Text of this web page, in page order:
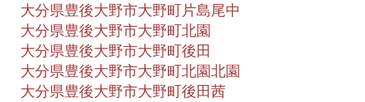
大分県豊後大野市大野町片島尾中
大分県豊後大野市大野町北園
大分県豊後大野市大野町後田
大分県豊後大野市大野町北園北園
大分県豊後大野市大野町後田茜